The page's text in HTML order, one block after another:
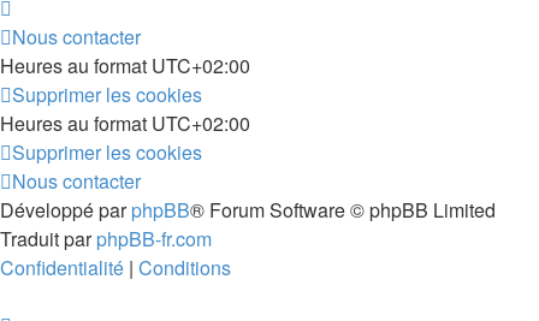
Nous contacter
Heures au format UTC+02:00
Supprimer les cookies
Heures au format UTC+02:00
Supprimer les cookies
Nous contacter
Développé parphpBB® Forum Software © phpBB Limited
Traduit parphpBB-fr.com
Confidentialité | Conditions